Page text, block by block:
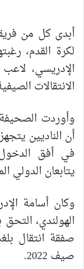
أبدى كل من
لكرة القدم،
الإدريسي،
الانتقالات
وأوردت الصحيفة
أن الناديين
في أفق
يتابعان الدولي
وكان أسامة
الهولندي،
صفقة انتقال
صيف 2022.